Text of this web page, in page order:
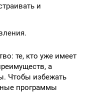
и
те, кто уже имеет
а
Чтобы избежать
программы